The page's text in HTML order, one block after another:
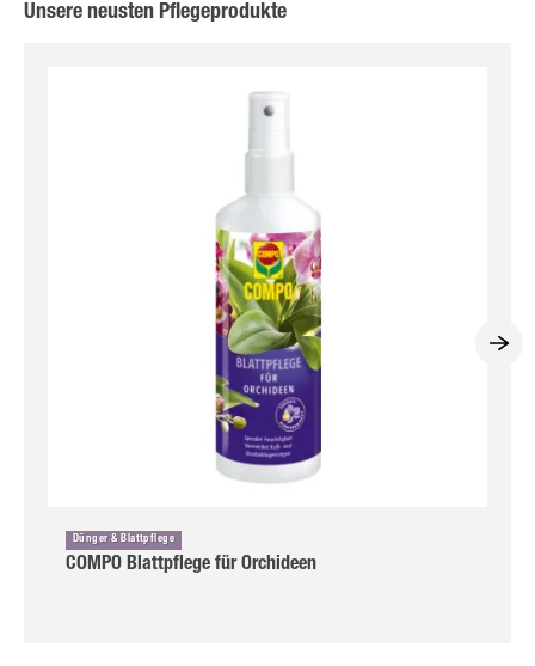
Unsere neusten Pflegeprodukte
Dünger & Blattpflege
COMPO Blattpflege für Orchideen